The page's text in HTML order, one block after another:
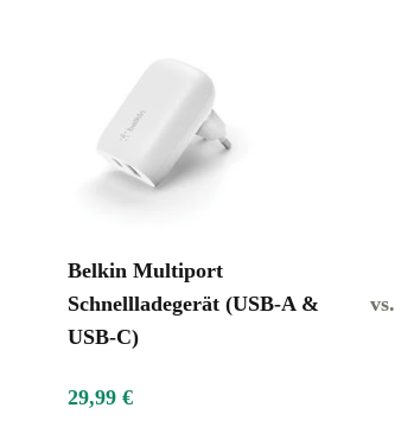
Belkin Multiport
Schnellladegerät (USB-A &
USB-C)
vs.
29,99 €